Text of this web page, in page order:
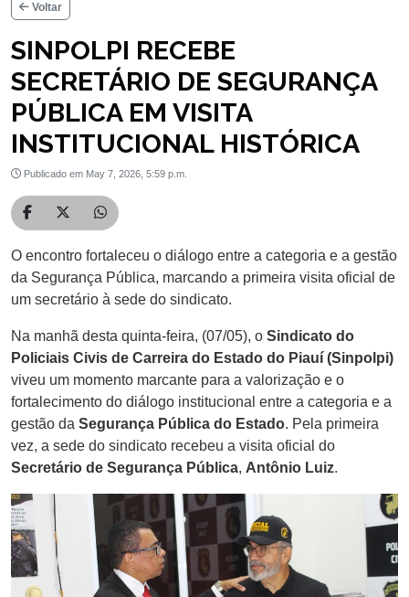
Voltar
SINPOLPI RECEBE
SECRETÁRIO DE SEGURANÇA
PÚBLICA EM VISITA
INSTITUCIONAL HISTÓRICA
Publicado em May 7, 2026, 5:59 p.m.
Compartilhar no Facebook
Compartilhar no Twitter
Compartilhar no WhatsApp
O encontro fortaleceu o diálogo entre a categoria e a gestão
da Segurança Pública, marcando a primeira visita oficial de
um secretário à sede do sindicato.
Na manhã desta quinta-feira, (07/05), o Sindicato do
Policiais Civis de Carreira do Estado do Piauí (Sinpolpi)
viveu um momento marcante para a valorização e o
fortalecimento do diálogo institucional entre a categoria e a
gestão da Segurança Pública do Estado. Pela primeira
vez, a sede do sindicato recebeu a visita oficial do
Secretário de Segurança Pública, Antônio Luiz.